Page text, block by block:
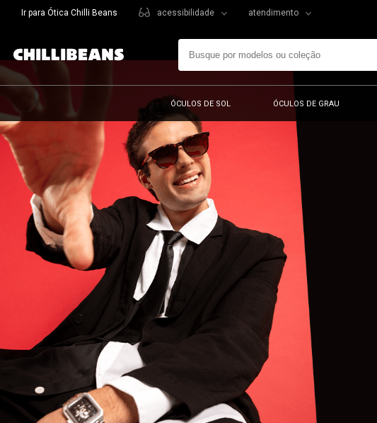
Ir para Ótica Chilli Beans acessibilidade atendimento
ÓCULOS DE SOL ÓCULOS DE GRAU